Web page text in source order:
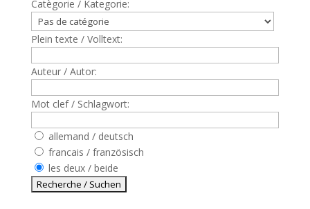
Catègorie / Kategorie:
Plein texte / Volltext:
Auteur / Autor:
Mot clef / Schlagwort:
allemand / deutsch
francais / französisch
les deux / beide